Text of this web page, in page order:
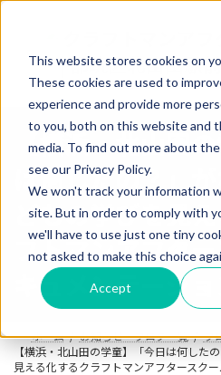
This website stores cookies on
These cookies are used to
experience and provide more
to you, both on this website and
media. To find out more about
see our Privacy Policy.
We won't track your information
site. But in order to comply with
we'll have to use just one tiny
not asked to make this choice
Accept
コナ
【横浜・北山田
は何したの？」
どもの学びを見
フトマンアフタ
キュメンテーシ
ホーム お知らせ・ブログ一覧
ブ
【横浜・北山田の学童】「今日は何した
見える化するクラフトマンアフタースク